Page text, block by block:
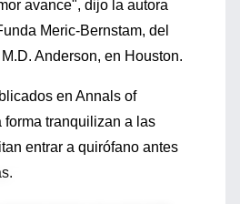
avance", dijo la autora
Meric-Bernstam, del
Anderson, en Houston.
en Annals of
forma tranquilizan a las
entrar a quirófano antes